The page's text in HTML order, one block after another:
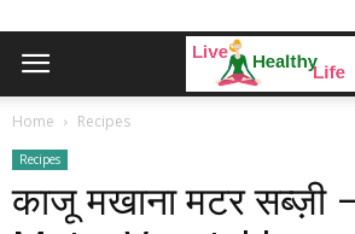
Home Recipes
Recipes
काजू मखाना मटर सब्ज़ी